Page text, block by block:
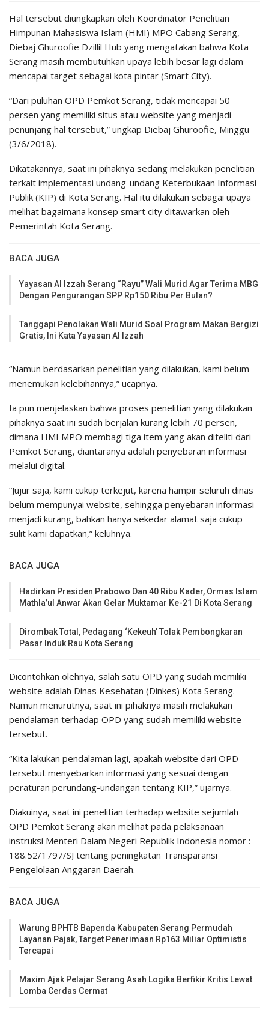
Hal tersebut diungkapkan oleh Koordinator Penelitian
Himpunan Mahasiswa Islam (HMI) MPO Cabang Serang,
Diebaj Ghuroofie Dzillil Hub yang mengatakan bahwa Kota
Serang masih membutuhkan upaya lebih besar lagi dalam
mencapai target sebagai kota pintar (Smart City).
“Dari puluhan OPD Pemkot Serang, tidak mencapai 50
persen yang memiliki situs atau website yang menjadi
penunjang hal tersebut,” ungkap Diebaj Ghuroofie, Minggu
(3/6/2018).
Dikatakannya, saat ini pihaknya sedang melakukan penelitian
terkait implementasi undang-undang Keterbukaan Informasi
Publik (KIP) di Kota Serang. Hal itu dilakukan sebagai upaya
melihat bagaimana konsep smart city ditawarkan oleh
Pemerintah Kota Serang.
BACA JUGA
Yayasan Al Izzah Serang “Rayu” Wali Murid Agar Terima MBG
Dengan Pengurangan SPP Rp150 Ribu Per Bulan?
Tanggapi Penolakan Wali Murid Soal Program Makan Bergizi
Gratis, Ini Kata Yayasan Al Izzah
“Namun berdasarkan penelitian yang dilakukan, kami belum
menemukan kelebihannya,” ucapnya.
Ia pun menjelaskan bahwa proses penelitian yang dilakukan
pihaknya saat ini sudah berjalan kurang lebih 70 persen,
dimana HMI MPO membagi tiga item yang akan diteliti dari
Pemkot Serang, diantaranya adalah penyebaran informasi
melalui digital.
“Jujur saja, kami cukup terkejut, karena hampir seluruh dinas
belum mempunyai website, sehingga penyebaran informasi
menjadi kurang, bahkan hanya sekedar alamat saja cukup
sulit kami dapatkan,” keluhnya.
BACA JUGA
Hadirkan Presiden Prabowo Dan 40 Ribu Kader, Ormas Islam
Mathla’ul Anwar Akan Gelar Muktamar Ke-21 Di Kota Serang
Dirombak Total, Pedagang ‘Kekeuh’ Tolak Pembongkaran
Pasar Induk Rau Kota Serang
Dicontohkan olehnya, salah satu OPD yang sudah memiliki
website adalah Dinas Kesehatan (Dinkes) Kota Serang.
Namun menurutnya, saat ini pihaknya masih melakukan
pendalaman terhadap OPD yang sudah memiliki website
tersebut.
“Kita lakukan pendalaman lagi, apakah website dari OPD
tersebut menyebarkan informasi yang sesuai dengan
peraturan perundang-undangan tentang KIP,” ujarnya.
Diakuinya, saat ini penelitian terhadap website sejumlah
OPD Pemkot Serang akan melihat pada pelaksanaan
instruksi Menteri Dalam Negeri Republik Indonesia nomor :
188.52/1797/SJ tentang peningkatan Transparansi
Pengelolaan Anggaran Daerah.
BACA JUGA
Warung BPHTB Bapenda Kabupaten Serang Permudah
Layanan Pajak, Target Penerimaan Rp163 Miliar Optimistis
Tercapai
Maxim Ajak Pelajar Serang Asah Logika Berfikir Kritis Lewat
Lomba Cerdas Cermat